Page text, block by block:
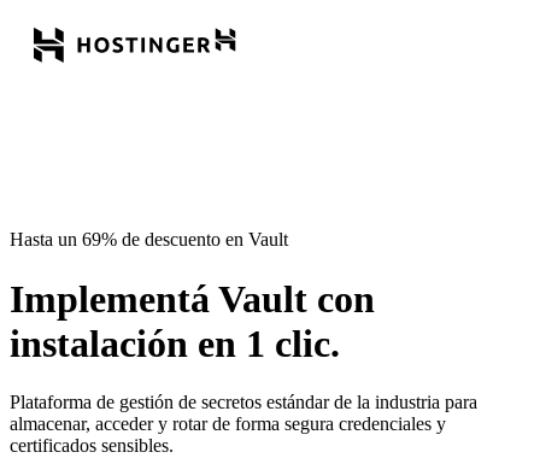
Hasta un 69% de descuento en Vault
Implementá Vault con
instalación en 1 clic.
Plataforma de gestión de secretos estándar de la industria para
almacenar, acceder y rotar de forma segura credenciales y
certificados sensibles.